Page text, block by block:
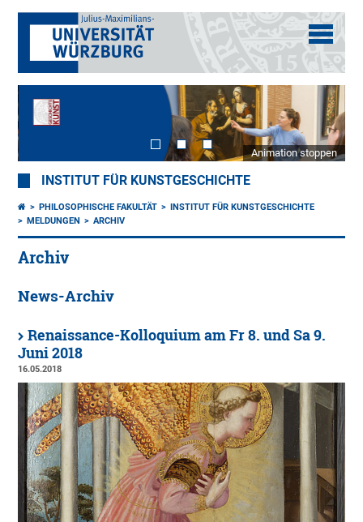
Animation stoppen
INSTITUT FÜR KUNSTGESCHICHTE
PHILOSOPHISCHE FAKULTÄT
INSTITUT FÜR KUNSTGESCHICHTE
MELDUNGEN
ARCHIV
Archiv
News-Archiv
Renaissance-Kolloquium am Fr 8. und Sa 9.
Juni 2018
16.05.2018